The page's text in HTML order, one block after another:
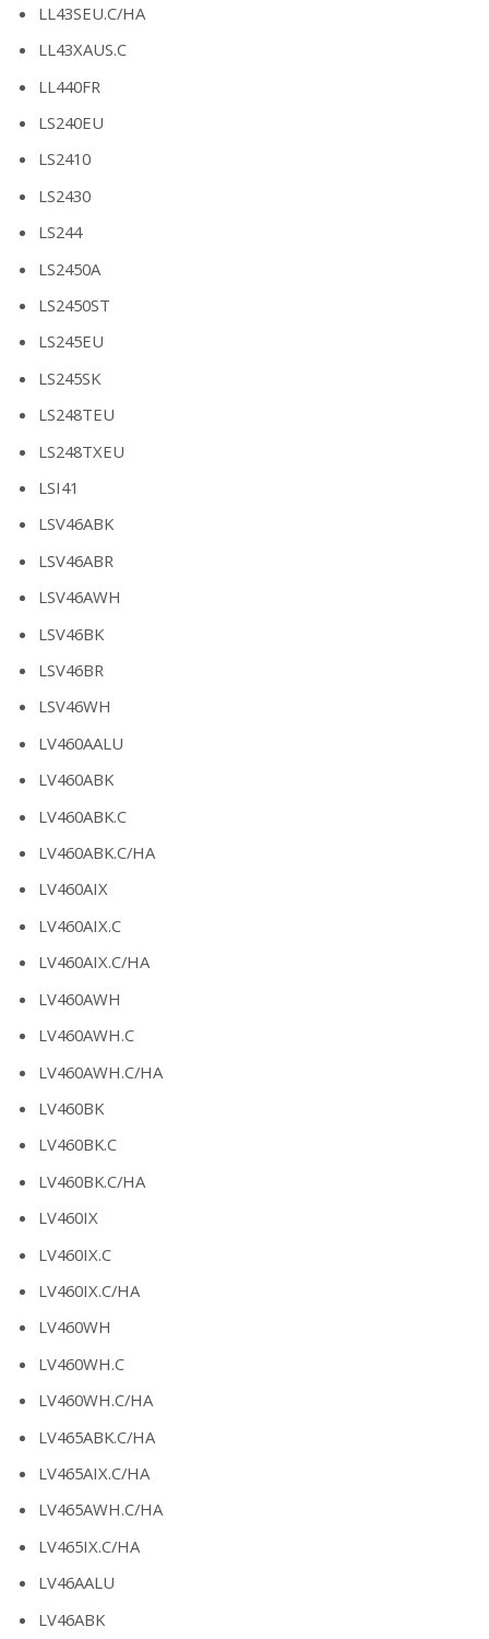
LL43SEU.C/HA
LL43XAUS.C
LL440FR
LS240EU
LS2410
LS2430
LS244
LS2450A
LS2450ST
LS245EU
LS245SK
LS248TEU
LS248TXEU
LSI41
LSV46ABK
LSV46ABR
LSV46AWH
LSV46BK
LSV46BR
LSV46WH
LV460AALU
LV460ABK
LV460ABK.C
LV460ABK.C/HA
LV460AIX
LV460AIX.C
LV460AIX.C/HA
LV460AWH
LV460AWH.C
LV460AWH.C/HA
LV460BK
LV460BK.C
LV460BK.C/HA
LV460IX
LV460IX.C
LV460IX.C/HA
LV460WH
LV460WH.C
LV460WH.C/HA
LV465ABK.C/HA
LV465AIX.C/HA
LV465AWH.C/HA
LV465IX.C/HA
LV46AALU
LV46ABK